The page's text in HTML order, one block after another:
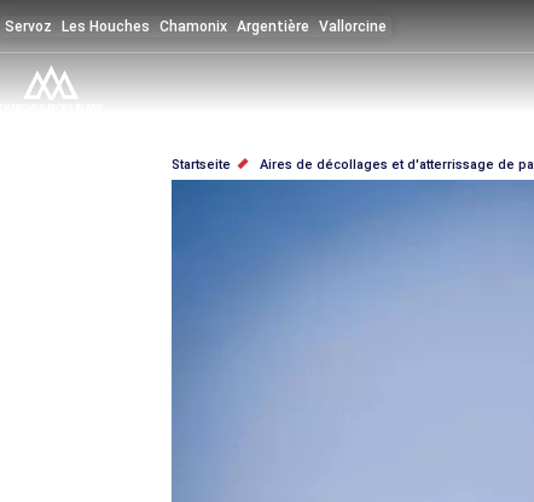
zum
Inhalt
Servoz Les Houches Chamonix Argentière Vallorcine
PFADNAVIGATION
Startseite Aires de décollages et d'atterrissage de